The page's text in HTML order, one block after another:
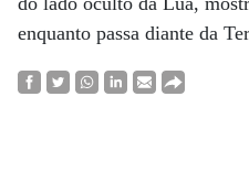
enquanto passa diante da